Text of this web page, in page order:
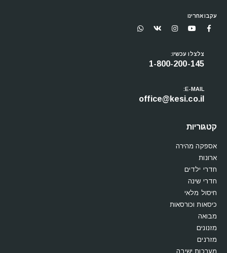
עקבו אחרינו
צלצלו עכשיו:
1-800-200-145
E-MAIL:
office@kesi.co.il
קטגוריות
אספקה מהירה
ארונות
חדרי ילדים
חדרי שינה
חיסול מלאי
כיסאות וכורסאות
מבואה
מזנונים
מזרנים
מערכות ישיבה